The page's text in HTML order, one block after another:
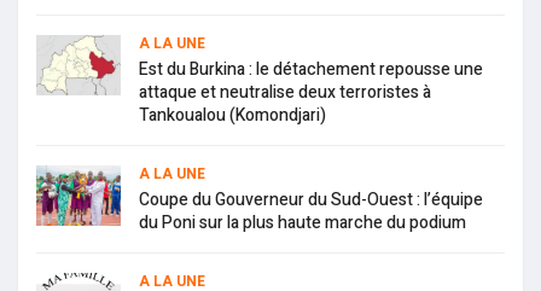
A LA UNE
Est du Burkina : le détachement repousse une
attaque et neutralise deux terroristes à
Tankoualou (Komondjari)
A LA UNE
Coupe du Gouverneur du Sud-Ouest : l’équipe
du Poni sur la plus haute marche du podium
A LA UNE